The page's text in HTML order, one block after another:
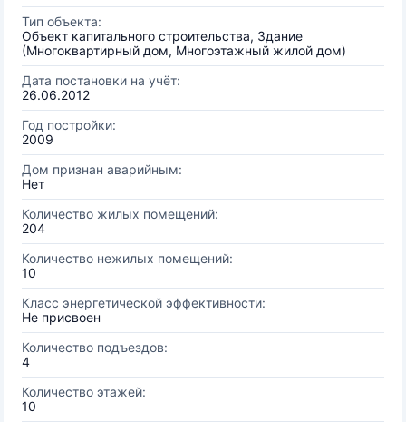
Тип объекта:
Объект капитального строительства, Здание
(Многоквартирный дом, Многоэтажный жилой дом)
Дата постановки на учёт:
26.06.2012
Год постройки:
2009
Дом признан аварийным:
Нет
Количество жилых помещений:
204
Количество нежилых помещений:
10
Класс энергетической эффективности:
Не присвоен
Количество подъездов:
4
Количество этажей:
10